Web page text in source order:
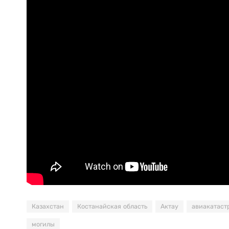
Казахстан Костанайская область Актау
могилы